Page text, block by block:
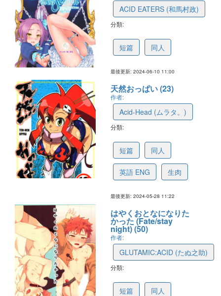
ACID EATERS (和馬村政)
分類:
短篇 同人
最後更新: 2024-06-10 11:00
天然おっぱい (23)
作者:
Acid-Head (ムラタ。)
分類:
短篇 同人
英語 ENG 生肉
最後更新: 2024-05-28 11:22
はやくおとなになりた
かった (Fate/stay
night) (50)
作者:
GLUTAMIC:ACID (たぬ之助)
分類:
短篇 同人